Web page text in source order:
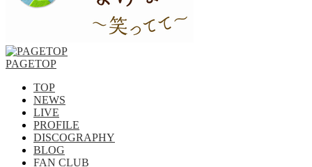
PAGETOP
TOP
NEWS
LIVE
PROFILE
DISCOGRAPHY
BLOG
FAN CLUB